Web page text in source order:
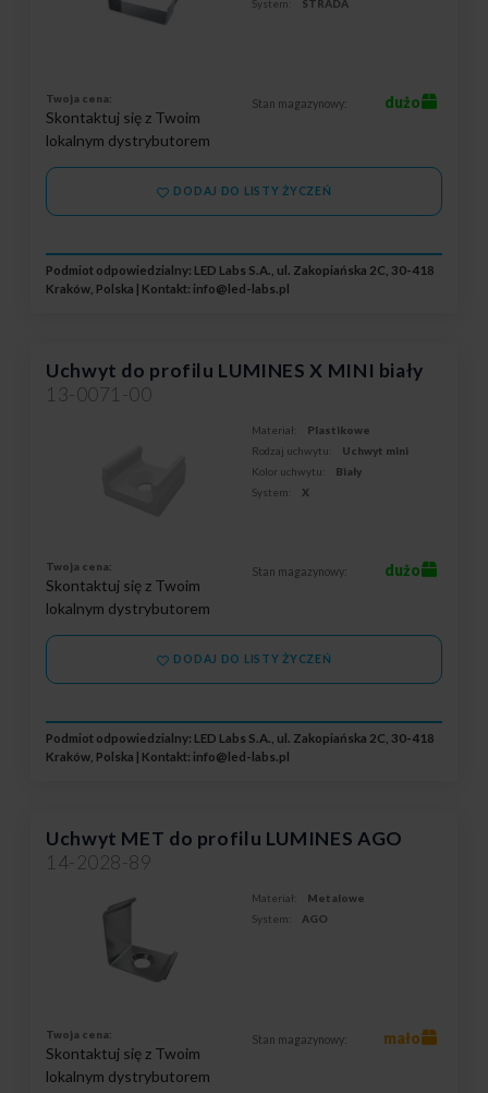
System: STRADA
Twoja cena:
Skontaktuj się z Twoim
lokalnym dystrybutorem
Stan magazynowy: dużo
DODAJ DO LISTY ŻYCZEŃ
Podmiot odpowiedzialny: LED Labs S.A., ul. Zakopiańska 2C, 30-418
Kraków, Polska | Kontakt: info@led-labs.pl
Uchwyt do profilu LUMINES X MINI biały
13-0071-00
Materiał:
Plastikowe
Rodzaj uchwytu:
Uchwyt mini
Kolor uchwytu:
Biały
System:
X
Twoja cena:
Skontaktuj się z Twoim
lokalnym dystrybutorem
Stan magazynowy: dużo
DODAJ DO LISTY ŻYCZEŃ
Podmiot odpowiedzialny: LED Labs S.A., ul. Zakopiańska 2C, 30-418
Kraków, Polska | Kontakt: info@led-labs.pl
Uchwyt MET do profilu LUMINES AGO
14-2028-89
Materiał:
Metalowe
System:
AGO
Twoja cena:
Skontaktuj się z Twoim
lokalnym dystrybutorem
Stan magazynowy: mało